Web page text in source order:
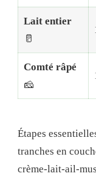
Lait entier
🥛
Comté râpé
🧀
Étapes
tranches en
crème-lait-ail-